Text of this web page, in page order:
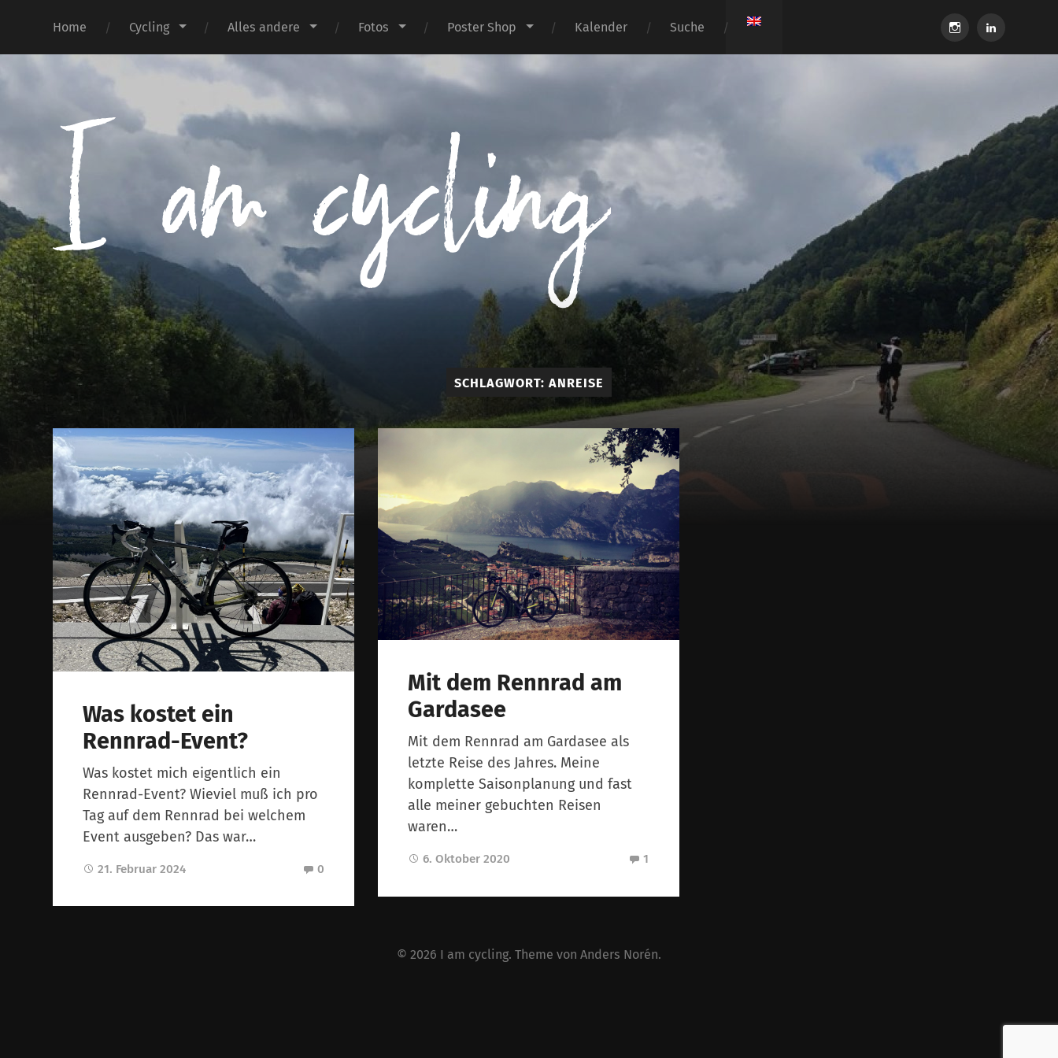
Home Cycling Alles andere Fotos Poster Shop Kalender Suche instagramlinkedin
I
am
cycling
SCHLAGWORT: ANREISE
Was kostet ein
Rennrad-Event?
Was kostet mich eigentlich ein
Rennrad-Event? Wieviel muß ich pro
Tag auf dem Rennrad bei welchem
Event ausgeben? Das war…
21. Februar 2024 0
Mit dem Rennrad am
Gardasee
Mit dem Rennrad am Gardasee als
letzte Reise des Jahres. Meine
komplette Saisonplanung und fast
alle meiner gebuchten Reisen
waren…
6. Oktober 2020 1
© 2026 I am cycling. Theme von Anders Norén.